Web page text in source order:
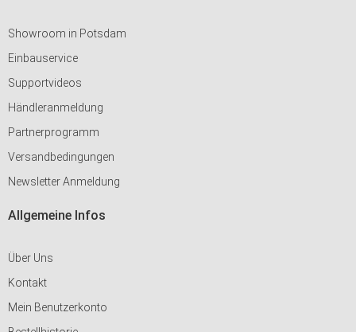
Showroom in Potsdam
Einbauservice
Supportvideos
Händleranmeldung
Partnerprogramm
Versandbedingungen
Newsletter Anmeldung
Allgemeine Infos
Über Uns
Kontakt
Mein Benutzerkonto